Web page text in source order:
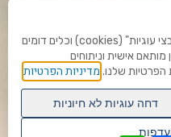
פרטיות
לידיעתכם, באתר זה נעשה שימוש ב"קבצי עוגיות" (cookies) וכלים דומים
מותאם אישית וניתוחים
הפרטיות שלנו. מדיניות הפרטיות
דחה עוגיות לא חיוניות